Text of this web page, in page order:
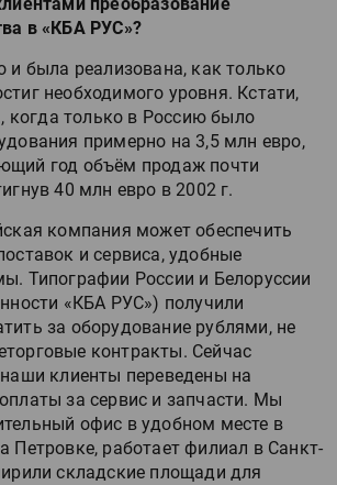
в «КБА РУС»?
и была реализована, как только
необходимого уровня. Кстати,
когда только в Россию было
примерно на 3,5 млн евро,
год объём продаж почти
40 млн евро в 2002 г.
компания может обеспечить
и сервиса, удобные
Типографии России и Белоруссии
«КБА РУС») получили
за оборудование рублями, не
контракты. Сейчас
клиенты переведены на
за сервис и запчасти. Мы
офис в удобном месте в
Петровке, работает филиал в Санкт-
складские площади для